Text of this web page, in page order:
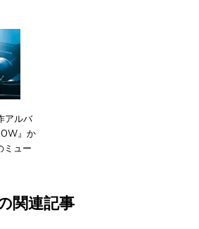
アルバ
』か
ミュー
関連記事